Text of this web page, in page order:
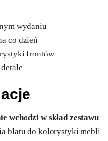
wydaniu
co dzień
frontów
wchodzi w skład zestawu
blatu do kolorystyki mebli